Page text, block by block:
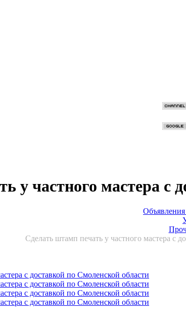
у частного мастера с
Объявления
Сделать штамп печать у частного мастера с